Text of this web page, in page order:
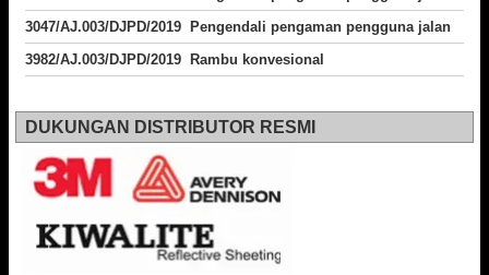
3047/AJ.003/DJPD/2019 Pengendali pengaman pengguna jalan
3982/AJ.003/DJPD/2019 Rambu konvesional
DUKUNGAN DISTRIBUTOR RESMI